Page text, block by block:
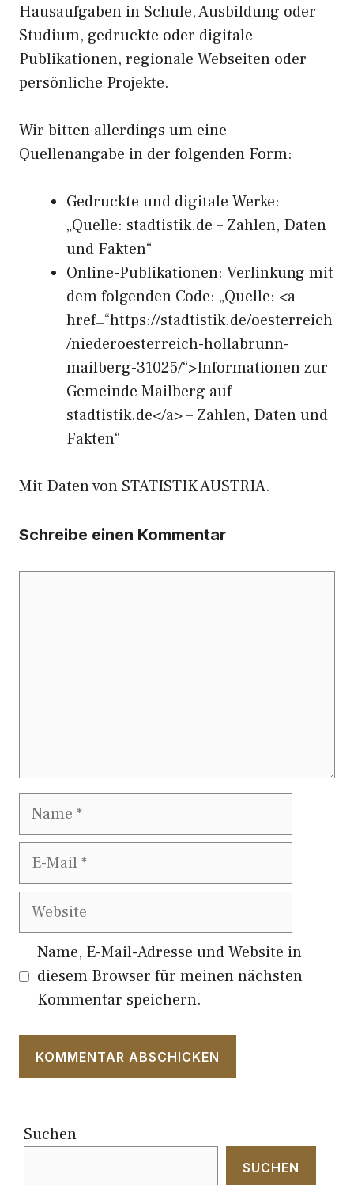
Hausaufgaben in Schule, Ausbildung oder
Studium, gedruckte oder digitale
Publikationen, regionale Webseiten oder
persönliche Projekte.
Wir bitten allerdings um eine
Quellenangabe in der folgenden Form:
Gedruckte und digitale Werke:
„Quelle: stadtistik.de – Zahlen, Daten
und Fakten“
Online-Publikationen: Verlinkung mit
dem folgenden Code: „Quelle: <a
href=“https://stadtistik.de/oesterreich
/niederoesterreich-hollabrunn-
mailberg-31025/“>Informationen zur
Gemeinde Mailberg auf
stadtistik.de</a> – Zahlen, Daten und
Fakten“
Mit Daten von STATISTIK AUSTRIA.
Schreibe einen Kommentar
Name
E-
Website
Name, E-Mail-Adresse und Website in
diesem Browser für meinen nächsten
Kommentar speichern.
Suchen
SUCHEN